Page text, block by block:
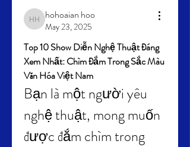
hohoaian hoo
hohoaian hoo
May 23, 2025
Top 10 Show Diễn Nghệ Thuật Đáng
Xem Nhất: Chìm Đắm Trong Sắc Màu
Văn Hóa Việt Nam
Bạn là một người yêu
nghệ thuật, mong muốn
được đắm chìm trong